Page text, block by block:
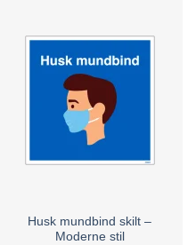
Husk mundbind skilt –
Moderne stil